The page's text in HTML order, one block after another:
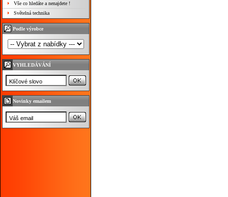
Vše co hledáte a nenajdete !
Světelná technika
Podle výrobce
VYHLEDÁVÁNÍ
Novinky emailem